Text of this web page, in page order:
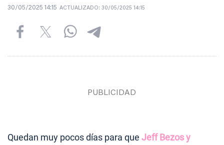
30/05/2025 14:15 ACTUALIZADO: 30/05/2025 14:15
Quedan muy pocos días para que Jeff Bezos y